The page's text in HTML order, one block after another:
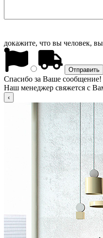
докажите, что вы человек,
Спасибо за Ваше сообщение!
Наш менеджер свяжется с